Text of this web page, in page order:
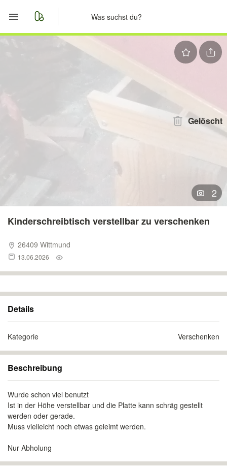
Anzeige aufgeben
Gelöscht
2
Kinderschreibtisch verstellbar zu verschenken
26409 Wittmund
13.06.2026
Details
Kategorie Verschenken
Beschreibung
Wurde schon viel benutzt
Ist in der Höhe verstellbar und die Platte kann schräg gestellt
werden oder gerade.
Muss vielleicht noch etwas geleimt werden.
Nur Abholung